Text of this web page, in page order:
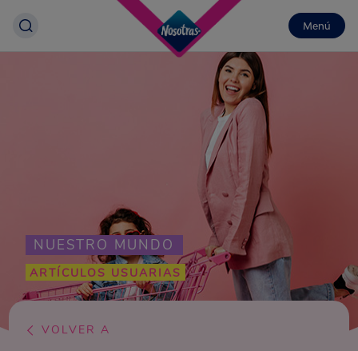
Menú
NUESTRO MUNDO
ARTÍCULOS USUARIAS
VOLVER A